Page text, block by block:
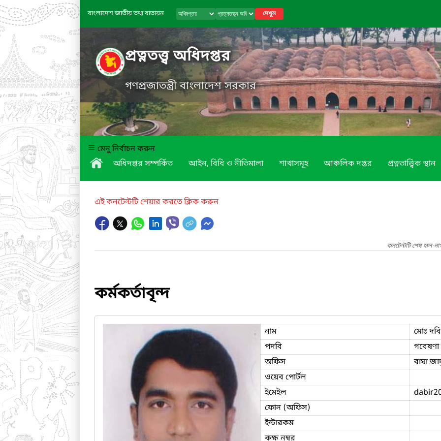
বাংলাদেশ জাতীয় তথ্য বাতায়ন দেখুন
প্রত্নতত্ত্ব অধিদপ্তর
গণপ্রজাতন্ত্রী বাংলাদেশ সরকার
মেনু নির্বাচন করুন
অধিদপ্তর সম্পর্কিত
আইন, বিধি ও নীতিমালা শাখাসমূহ আঞ্চলিক দপ্তর প্রত্নতাত্ত্বিক স্থান
এই কনটেন্টটি শেয়ার করতে ক্লিক করুন
কনটেন্টটি শেষ হাল-
কর্মকর্তাবৃন্দ
নাম
মোঃ
পদবি
অফিস
বাঘা
ওয়েব পোর্টল
ইমেইল
ফোন (অফিস)
ইন্টারকম
কক্ষ নম্বর